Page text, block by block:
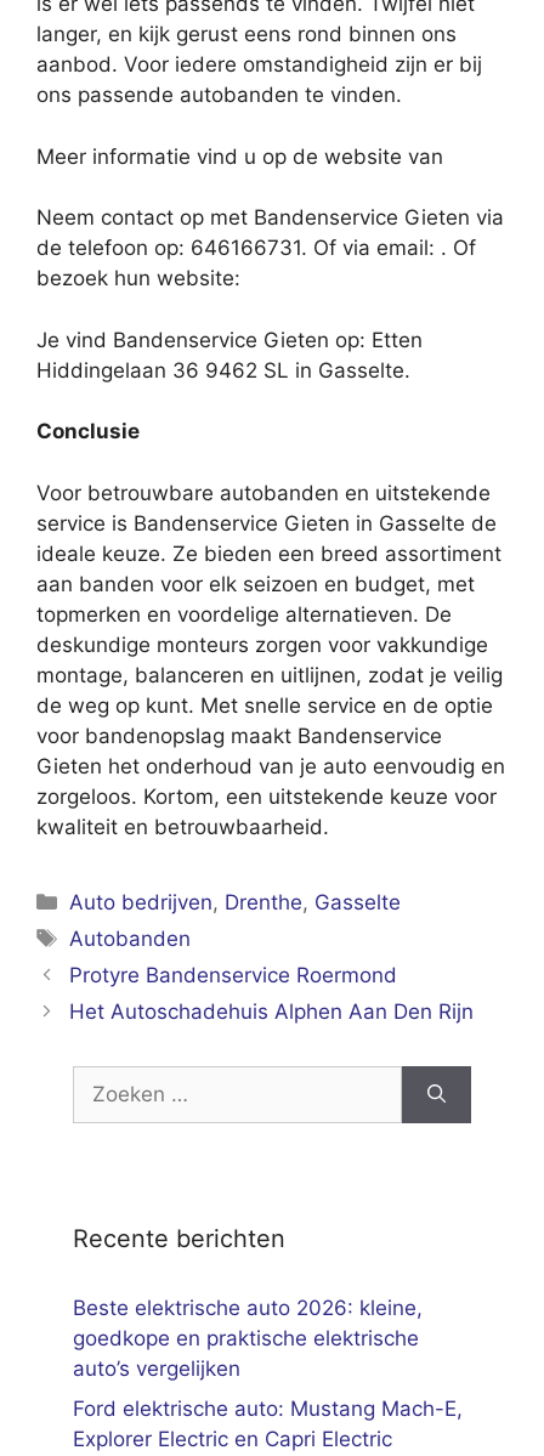
langer, en kijk gerust eens rond binnen ons
aanbod. Voor iedere omstandigheid zijn er bij
ons passende autobanden te vinden.
Meer informatie vind u op de website van
Neem contact op met Bandenservice Gieten via
de telefoon op: 646166731. Of via email: . Of
bezoek hun website:
Je vind Bandenservice Gieten op: Etten
Hiddingelaan 36 9462 SL in Gasselte.
Conclusie
Voor betrouwbare autobanden en uitstekende
service is Bandenservice Gieten in Gasselte de
ideale keuze. Ze bieden een breed assortiment
aan banden voor elk seizoen en budget, met
topmerken en voordelige alternatieven. De
deskundige monteurs zorgen voor vakkundige
montage, balanceren en uitlijnen, zodat je veilig
de weg op kunt. Met snelle service en de optie
voor bandenopslag maakt Bandenservice
Gieten het onderhoud van je auto eenvoudig en
zorgeloos. Kortom, een uitstekende keuze voor
kwaliteit en betrouwbaarheid.
Categorieën
Auto bedrijven, Drenthe, Gasselte
Tags
Autobanden
Protyre Bandenservice Roermond
Het Autoschadehuis Alphen Aan Den Rijn
naar:
Recente berichten
Beste elektrische auto 2026: kleine,
goedkope en praktische elektrische
auto’s vergelijken
Ford elektrische auto: Mustang Mach-E,
Explorer Electric en Capri Electric